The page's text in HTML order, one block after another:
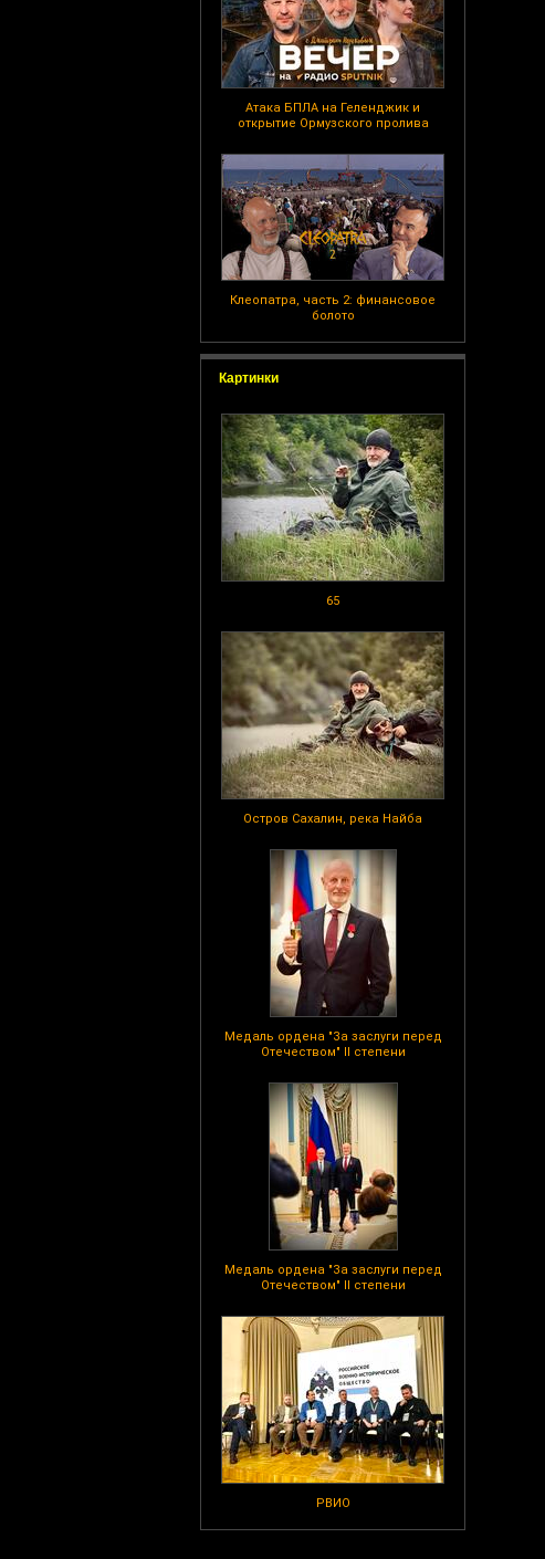
Атака БПЛА на Геленджик и
открытие Ормузского пролива
Клеопатра, часть 2: финансовое
болото
Картинки
65
Остров Сахалин, река Найба
Медаль ордена "За заслуги перед
Отечеством" II степени
Медаль ордена "За заслуги перед
Отечеством" II степени
РВИО